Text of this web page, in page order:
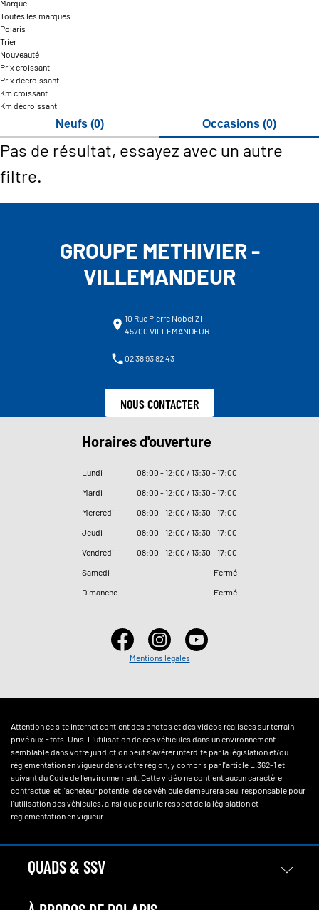
Marque
Toutes les marques
Polaris
Trier
Nouveauté
Prix croissant
Prix décroissant
Km croissant
Km décroissant
Neufs (0) Occasions (0)
Pas de résultat, essayez avec un autre
filtre.
GROUPE METHIVIER -
VILLEMANDEUR
10 Rue Pierre Nobel ZI
45700 VILLEMANDEUR
02 38 93 82 43
NOUS CONTACTER
Horaires d'ouverture
Lundi 08:00 - 12:00 / 13:30 - 17:00
Mardi
08:00 - 12:00 / 13:30 - 17:00
Mercredi
08:00 - 12:00 / 13:30 - 17:00
Jeudi
08:00 - 12:00 / 13:30 - 17:00
Vendredi
08:00 - 12:00 / 13:30 - 17:00
Samedi
Fermé
Dimanche
Fermé
Mentions légales
Attention ce site internet contient des photos et des vidéos réalisées sur terrain
privé aux Etats-Unis. L'utilisation de ces véhicules dans un environnement
semblable dans votre juridiction peut s'avérer interdite par la législation et/ou
réglementation en vigueur dans votre région, y compris par l'article L.362-1 et
suivant du Code de l'environnement. Cette vidéo ne contient aucun caractère
contractuel et l'acheteur potentiel de ce véhicule demeurera seul responsable pour
l'utilisation des véhicules, ainsi que pour le respect de la législation et
réglementation en vigueur.
QUADS & SSV